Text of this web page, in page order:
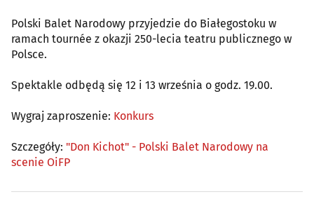
Polski Balet Narodowy przyjedzie do Białegostoku w
ramach tournée z okazji 250-lecia teatru publicznego w
Polsce.
Spektakle odbędą się 12 i 13 września o godz. 19.00.
Wygraj zaproszenie: Konkurs
Szczegóły: "Don Kichot" - Polski Balet Narodowy na
scenie OiFP